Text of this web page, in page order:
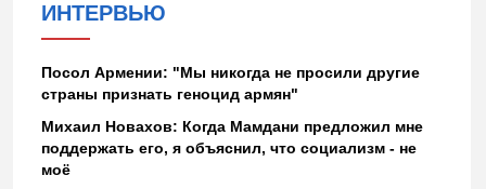
ИНТЕРВЬЮ
Посол Армении: "Мы никогда не просили другие
страны признать геноцид армян"
Михаил Новахов: Когда Мамдани предложил мне
поддержать его, я объяснил, что социализм - не
моё